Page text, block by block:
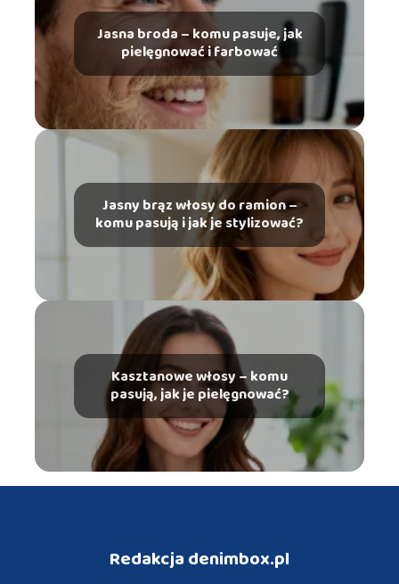
Jasna broda – komu pasuje, jak
pielęgnować i farbować
Jasny brąz włosy do ramion –
komu pasują i jak je stylizować?
Kasztanowe włosy – komu
pasują, jak je pielęgnować?
Redakcja denimbox.pl